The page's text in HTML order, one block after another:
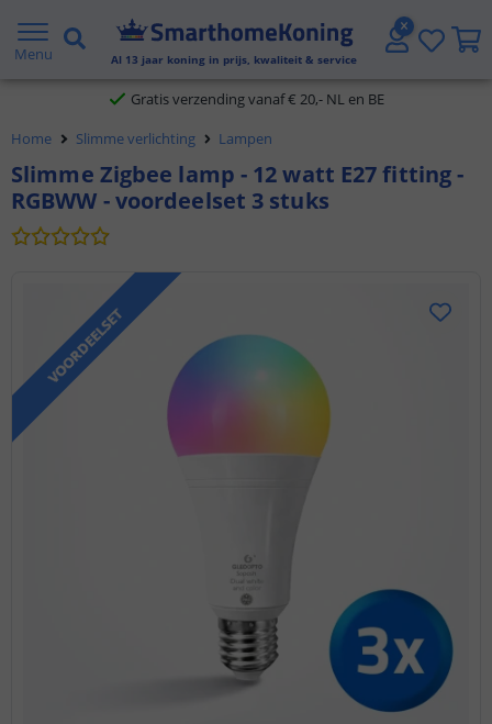
Menu Al 13 jaar koning in prijs, kwaliteit & service
2 jaar garantie
Gratis verzending vanaf € 20,- NL en BE
Klantbeoordeling 9.1
Voor 23:45 uur besteld,morgen in huis
Home Slimme verlichting Lampen
Slimme Zigbee lamp - 12 watt E27 fitting -
RGBWW - voordeelset 3 stuks
VOORDEELSET